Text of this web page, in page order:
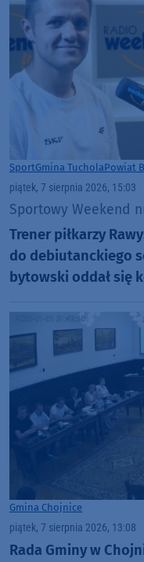
SportGmina TucholaPowiat
piątek, 7 sierpnia 2026, 15:03
Sportowy Weekend
Trener piłkarzy
do debiutanckiego
bytowski oddał się
Gmina Chojnice
piątek, 7 sierpnia 2026, 13:08
Rada Gminy w